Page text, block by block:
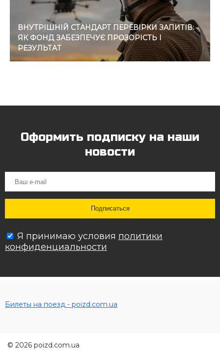
ВНУТРІШНІЙ СТАНДАРТ ПЕРЕВІРКИ ЗАПИТІВ:
ЯК ФОНД ЗАБЕЗПЕЧУЄ ПРОЗОРІСТЬ І
РЕЗУЛЬТАТ
Оформить подписку на наши
новости
Я принимаю условия политики
конфиденциальности
Билеты на поезд - poizd.com.ua
© 2026 poizd.com.ua